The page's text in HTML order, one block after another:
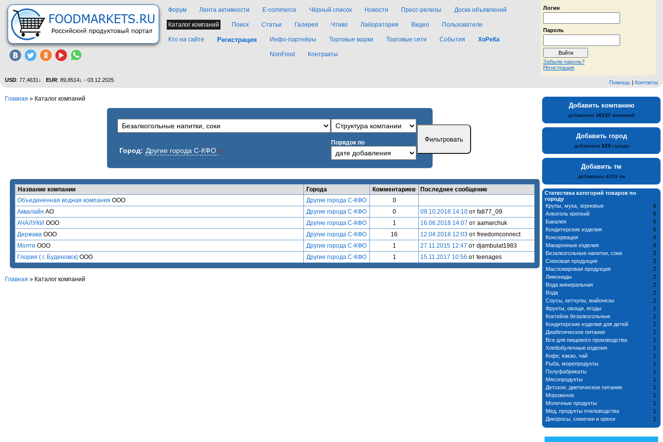
Логин
Пароль
Забыли пароль?
Регистрация
Форум Лента активности E-commerce Чёрный список Новости Пресс-релизы Доска объявлений
Каталог компаний Поиск Статьи Галерея Чтиво Лаборатория Видео Пользователи
Кто на сайте Регистрация Инфо-партнёры Торговые марки Торговые сети События ХоРеКа
NonFood Контракты
Помощь | Контакты
USD: 77,4631↓ EUR: 89,8514↓ - 03.12.2025
Главная » Каталог компаний
Город: Другие города С-КФО x
Порядок по
Название компании Города Комментариев
Последнее сообщение
Объединенная водная компания ООО Другие города С-КФО
0
Аквалайн АО Другие города С-КФО 0 09.10.2018 14:10 от fati77_09
АЧАЛУКИ ООО Другие города С-КФО 1 16.06.2018 14:07 от aamarchuk
Держава ООО Другие города С-КФО 16 12.04.2018 12:03 от freedomconnect
Молти ООО Другие города С-КФО 1 27.11.2015 12:47 от djambulat1983
Глория ( г. Буденовск) ООО Другие города С-КФО 1 15.11.2017 10:56 от teenages
Главная » Каталог компаний
Добавить компанию
добавлено 16137 компаний
Добавить город
добавлено 523 города
Добавить тм
добавлено 4209 тм
Статистика категорий товаров по
городу
Крупы, мука, зерновые
6
Алкоголь крепкий
5
Бакалея
5
Кондитерские изделия
5
Консервация
4
Макаронные изделия
4
Безалкогольные напитки, соки
3
Снековая продукция
3
Масложировая продукция
2
Лимонады
2
Вода минеральная
2
Вода
2
Соусы, кетчупы, майонезы
2
Фрукты, овощи, ягоды
1
Коктейли безалкогольные
1
Кондитерские изделия для детей
1
Диабетическое питание
1
Все для пищевого производства
1
Хлебобулочные изделия
1
Кофе, какао, чай
1
Рыба, морепродукты
1
Полуфабрикаты
1
Мясопродукты
1
Детское, диетическое питание
1
Мороженое
1
Молочные продукты
1
Мед, продукты пчеловодства
1
Дикоросы, семечки и орехи
1